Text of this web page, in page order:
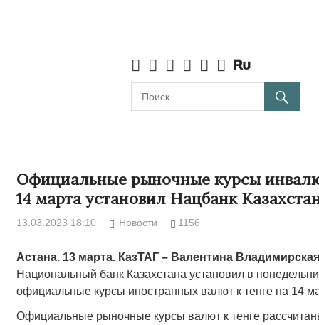
Официальные рыночные курсы
14 марта установил Нацбанк
13.03.2023 18:10 Новости 1156
Астана. 13 марта. КазТАГ – Валентина Владимирская
Национальный банк Казахстана установил в
официальные курсы иностранных валют к тенге на 14
Официальные рыночные курсы валют к тенге